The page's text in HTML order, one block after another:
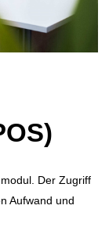
Der Zugriff
Aufwand und